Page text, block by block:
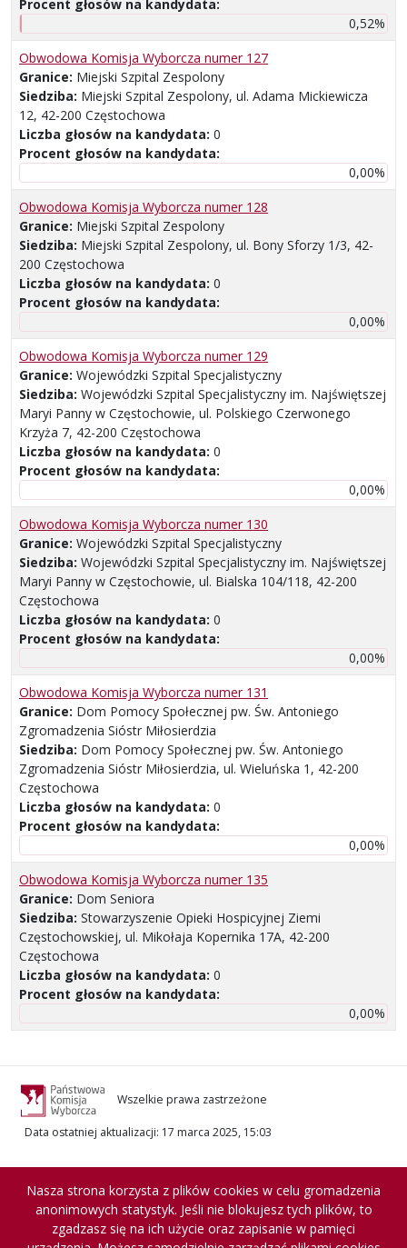
Procent głosów na kandydata:
0,52%
Obwodowa Komisja Wyborcza numer 127
Granice: Miejski Szpital Zespolony
Siedziba: Miejski Szpital Zespolony, ul. Adama Mickiewicza
12, 42-200 Częstochowa
Liczba głosów na kandydata: 0
Procent głosów na kandydata:
0,00%
Obwodowa Komisja Wyborcza numer 128
Granice: Miejski Szpital Zespolony
Siedziba: Miejski Szpital Zespolony, ul. Bony Sforzy 1/3, 42-
200 Częstochowa
Liczba głosów na kandydata: 0
Procent głosów na kandydata:
0,00%
Obwodowa Komisja Wyborcza numer 129
Granice: Wojewódzki Szpital Specjalistyczny
Siedziba: Wojewódzki Szpital Specjalistyczny im. Najświętszej
Maryi Panny w Częstochowie, ul. Polskiego Czerwonego
Krzyża 7, 42-200 Częstochowa
Liczba głosów na kandydata: 0
Procent głosów na kandydata:
0,00%
Obwodowa Komisja Wyborcza numer 130
Granice: Wojewódzki Szpital Specjalistyczny
Siedziba: Wojewódzki Szpital Specjalistyczny im. Najświętszej
Maryi Panny w Częstochowie, ul. Bialska 104/118, 42-200
Częstochowa
Liczba głosów na kandydata: 0
Procent głosów na kandydata:
0,00%
Obwodowa Komisja Wyborcza numer 131
Granice: Dom Pomocy Społecznej pw. Św. Antoniego
Zgromadzenia Sióstr Miłosierdzia
Siedziba: Dom Pomocy Społecznej pw. Św. Antoniego
Zgromadzenia Sióstr Miłosierdzia, ul. Wieluńska 1, 42-200
Częstochowa
Liczba głosów na kandydata: 0
Procent głosów na kandydata:
0,00%
Obwodowa Komisja Wyborcza numer 135
Granice: Dom Seniora
Siedziba: Stowarzyszenie Opieki Hospicyjnej Ziemi
Częstochowskiej, ul. Mikołaja Kopernika 17A, 42-200
Częstochowa
Liczba głosów na kandydata: 0
Procent głosów na kandydata:
0,00%
Wszelkie prawa zastrzeżone
Data ostatniej aktualizacji: 17 marca 2025, 15:03
Nasza strona korzysta z plików cookies w celu gromadzenia
anonimowych statystyk. Jeśli nie blokujesz tych plików, to
zgadzasz się na ich użycie oraz zapisanie w pamięci